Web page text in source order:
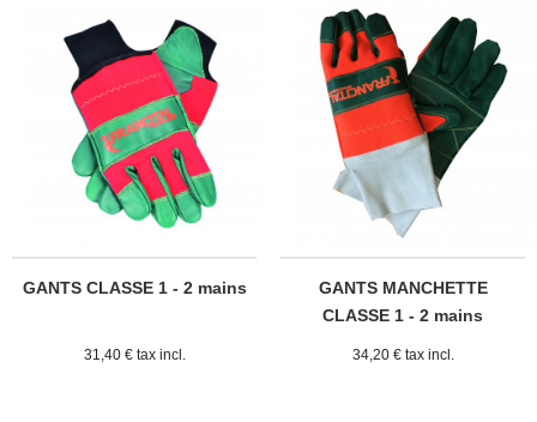
GANTS CLASSE 1 - 2 mains
31,40 € tax incl.
GANTS MANCHETTE
CLASSE 1 - 2 mains
34,20 € tax incl.